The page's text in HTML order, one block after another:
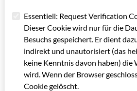
KOMPASS Förderung
Interessent*innen, die für diesen
Förderungbeantragen möchten,
Beratungstermin bei einer
vereinbaren. Informationen zur
>>>hier<<<
Essentiell: Request Verification
Dieser Cookie wird nur für die
Besuchs gespeichert. Er dient
indirekt und unautorisiert (das
keine Kenntnis davon haben) die
wird. Wenn der Browser
Cookie gelöscht.